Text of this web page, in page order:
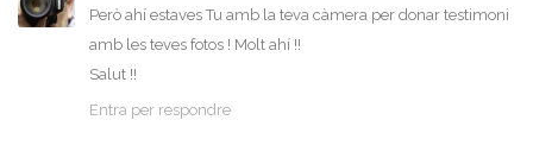
Però ahí estaves Tu amb la teva càmera per donar testimoni
amb les teves fotos ! Molt ahí !!
Salut !!
Entra per respondre